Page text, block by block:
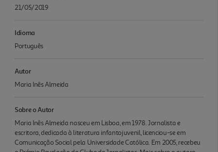
21/05/2019
Idioma
Português
Autor
Maria Inês Almeida
Sobre o Autor
Maria Inês Almeida nasceu em Lisboa, em 1978. Jornalista e
escritora, dedicada à literatura infantojuvenil, licenciou-se em
Comunicação Social pela Universidade Católica. Em 2005, recebeu